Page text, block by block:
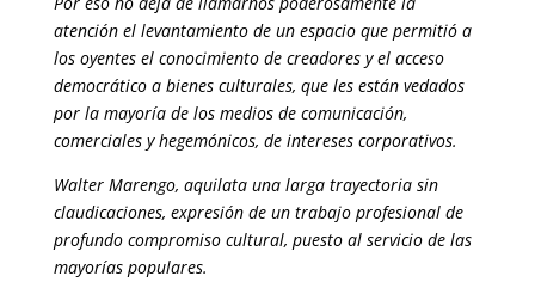
atención el levantamiento de un espacio que permitió a
los oyentes el conocimiento de creadores y el acceso
democrático a bienes culturales, que les están vedados
por la mayoría de los medios de comunicación,
comerciales y hegemónicos, de intereses corporativos.
Walter Marengo, aquilata una larga trayectoria sin
claudicaciones, expresión de un trabajo profesional de
profundo compromiso cultural, puesto al servicio de las
mayorías populares.